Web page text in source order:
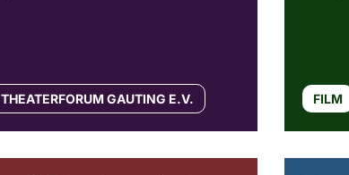
THEATERFORUM GAUTING E.V. FILM